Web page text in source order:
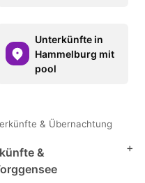
Unterkünfte in
Hammelburg mit
pool
& Übernachtung
&
+